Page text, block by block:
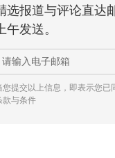
选报道与评论直达
上午发送。
您提交以上信息，即表示您已
款与条件